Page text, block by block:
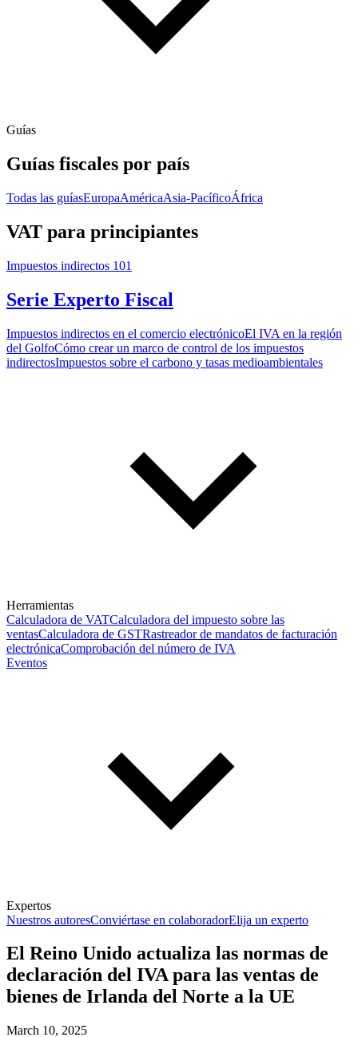
Guías
Guías fiscales por país
Todas las guíasEuropaAméricaAsia-PacíficoÁfrica
VAT para principiantes
Impuestos indirectos 101
Serie Experto Fiscal
Impuestos indirectos en el comercio electrónicoEl IVA en la región
del GolfoCómo crear un marco de control de los impuestos
indirectosImpuestos sobre el carbono y tasas medioambientales
Herramientas
Calculadora de VATCalculadora del impuesto sobre las
ventasCalculadora de GSTRastreador de mandatos de facturación
electrónicaComprobación del número de IVA
Eventos
Expertos
Nuestros autoresConviértase en colaboradorElija un experto
El Reino Unido actualiza las normas de
declaración del IVA para las ventas de
bienes de Irlanda del Norte a la UE
March 10, 2025